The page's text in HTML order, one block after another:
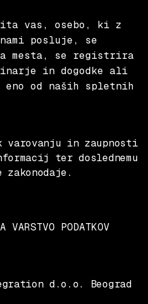
vas, osebo, ki z
posluje, se
mesta, se registrira
in dogodke ali
od naših spletnih
varovanju in zaupnosti
ter doslednemu
zakonodaje.
VARSTVO PODATKOV
d.o.o. Beograd